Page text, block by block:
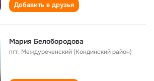
Добавить в друзья
Мария Белобородова
пгт. Междуреченский (Кондинский район)